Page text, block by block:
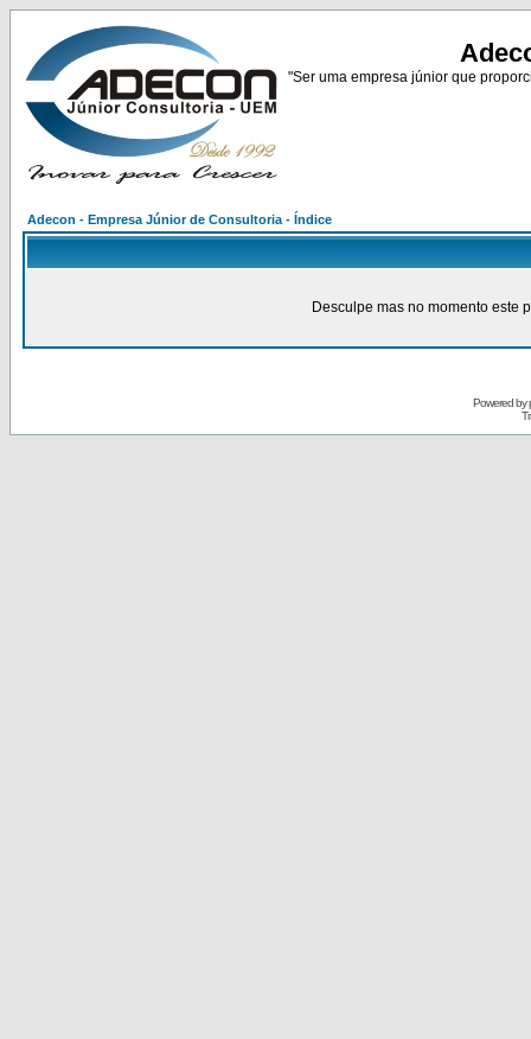
"Ser uma empresa júnior que
Adecon - Empresa Júnior de Consultoria - Índice
Desculpe mas no momento este
Powered by